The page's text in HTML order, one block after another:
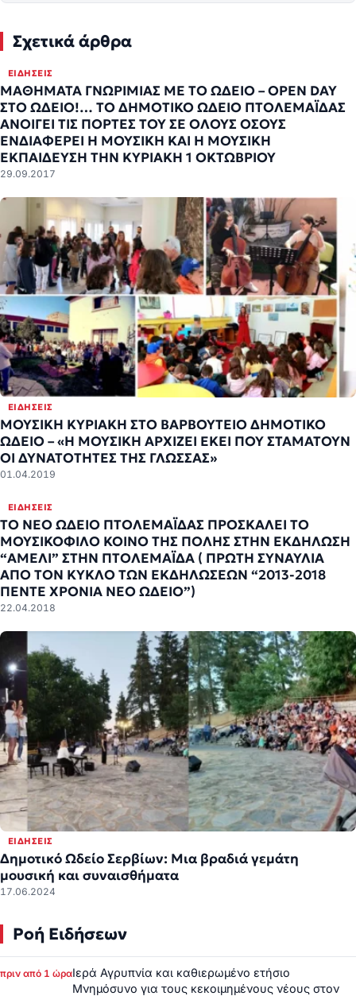
Σχετικά άρθρα
ΕΙΔΉΣΕΙΣ
ΜΑΘΗΜΑΤΑ ΓΝΩΡΙΜΙΑΣ ΜΕ ΤΟ ΩΔΕΙΟ – OPEN DAY
ΣΤΟ ΩΔΕΙΟ!… ΤΟ ΔΗΜΟΤΙΚΟ ΩΔΕΙΟ ΠΤΟΛΕΜΑΪΔΑΣ
ΑΝΟΙΓΕΙ ΤΙΣ ΠΟΡΤΕΣ ΤΟΥ ΣΕ ΟΛΟΥΣ ΟΣΟΥΣ
ΕΝΔΙΑΦΕΡΕΙ Η ΜΟΥΣΙΚΗ ΚΑΙ Η ΜΟΥΣΙΚΗ
ΕΚΠΑΙΔΕΥΣΗ ΤΗΝ ΚΥΡΙΑΚΗ 1 ΟΚΤΩΒΡΙΟΥ
29.09.2017
ΕΙΔΉΣΕΙΣ
ΜΟΥΣΙΚΗ ΚΥΡΙΑΚΗ ΣΤΟ ΒΑΡΒΟΥΤΕΙΟ ΔΗΜΟΤΙΚΟ
ΩΔΕΙΟ – «Η ΜΟΥΣΙΚΗ ΑΡΧΙΖΕΙ ΕΚΕΙ ΠΟΥ ΣΤΑΜΑΤΟΥΝ
ΟΙ ΔΥΝΑΤΟΤΗΤΕΣ ΤΗΣ ΓΛΩΣΣΑΣ»
01.04.2019
ΕΙΔΉΣΕΙΣ
ΤΟ ΝΕΟ ΩΔΕΙΟ ΠΤΟΛΕΜΑΪΔΑΣ ΠΡΟΣΚΑΛΕΙ ΤΟ
ΜΟΥΣΙΚΟΦΙΛΟ ΚΟΙΝΟ ΤΗΣ ΠΟΛΗΣ ΣΤΗΝ ΕΚΔΗΛΩΣΗ
“ΑΜΕΛΙ” ΣΤΗΝ ΠΤΟΛΕΜΑΪΔΑ ( ΠΡΩΤΗ ΣΥΝΑΥΛΙΑ
ΑΠΟ ΤΟΝ ΚΥΚΛΟ ΤΩΝ ΕΚΔΗΛΩΣΕΩΝ “2013-2018
ΠΕΝΤΕ ΧΡΟΝΙΑ ΝΕΟ ΩΔΕΙΟ”)
22.04.2018
ΕΙΔΉΣΕΙΣ
Δημοτικό Ωδείο Σερβίων: Μια βραδιά γεμάτη
μουσική και συναισθήματα
17.06.2024
Ροή Ειδήσεων
πριν από 1 ώραΙερά Αγρυπνία και καθιερωμένο ετήσιο
Μνημόσυνο για τους κεκοιμημένους νέους στον